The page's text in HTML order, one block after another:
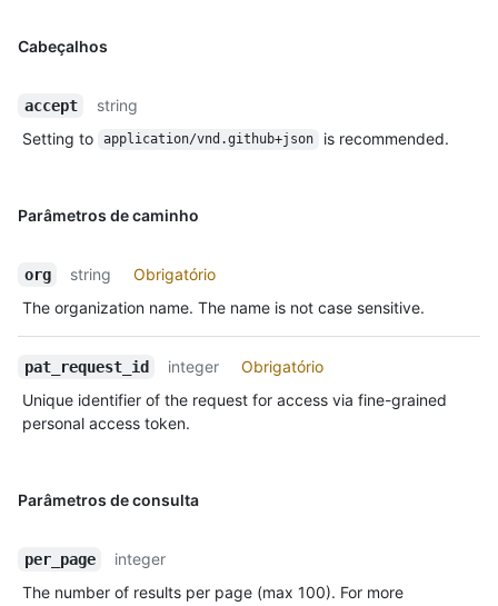
Cabeçalhos
accept
string
Setting to
application/vnd.github+json is recommended.
Parâmetros de caminho
org string
Obrigatório
The organization name. The name is not case sensitive.
pat_request_id integer
Obrigatório
Unique identifier of the request for access via fine-grained
personal access token.
Parâmetros de consulta
per_page
integer
The number of results per page (max 100). For more